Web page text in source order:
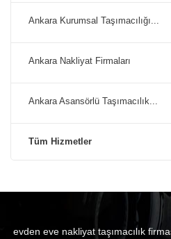
Ankara Kurumsal Taşımacılığı...
Ankara Nakliyat Firmaları
Ankara Asansörlü Taşımacılık...
Tüm Hizmetler
evden eve nakliyat taşımacılık